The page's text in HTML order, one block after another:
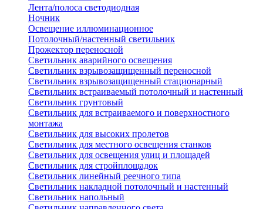
Лента/полоса светодиодная
Ночник
Освещение иллюминационное
Потолочный/настенный светильник
Прожектор переносной
Светильник аварийного освещения
Светильник взрывозащищенный переносной
Светильник взрывозащищенный стационарный
Светильник встраиваемый потолочный и настенный
Светильник грунтовый
Светильник для встраиваемого и поверхностного
монтажа
Светильник для высоких пролетов
Светильник для местного освещения станков
Светильник для освещения улиц и площадей
Светильник для стройплощадок
Светильник линейный реечного типа
Светильник накладной потолочный и настенный
Светильник напольный